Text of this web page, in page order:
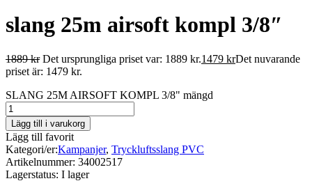
slang 25m airsoft kompl 3/8″
1889kr Det ursprungliga priset var: 1889 kr.1479 krDet nuvarande
priset är: 1479 kr.
SLANG 25M AIRSOFT KOMPL 3/8" mängd
Lägg till i varukorg
Lägg till favorit
Kategori/er:Kampanjer, Tryckluftsslang PVC
Artikelnummer: 34002517
Lagerstatus: I lager